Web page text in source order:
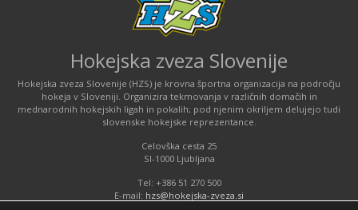
Hokejska zveza Slovenije
Hokejska zveza Slovenije (HZS) je krovna športna organizacija na področju
hokeja v Sloveniji. Organizira tekmovanja v različnih domačih in
mednarodnih hokejskih ligah in pokalih; pod njenim okriljem delujejo tudi
slovenske hokejske reprezentance.
Celovška cesta 25
SI-1000 Ljubljana
Tel: +386 51 270 500
E-mail: hzs@hokejska-zveza.si